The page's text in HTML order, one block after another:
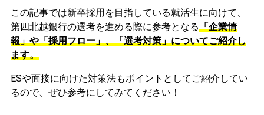
この記事では新卒採用を目指している就活生に向けて、
第四北越銀行の選考を進める際に参考となる「企業情
報」や「採用フロー」、「選考対策」についてご紹介し
ます。
ESや面接に向けた対策法もポイントとしてご紹介してい
るので、ぜひ参考にしてみてください！